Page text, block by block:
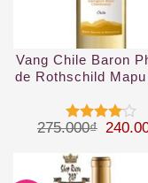
Vang Chile Baron
de Rothschild
Được
45 sao
275.000₫ Giá